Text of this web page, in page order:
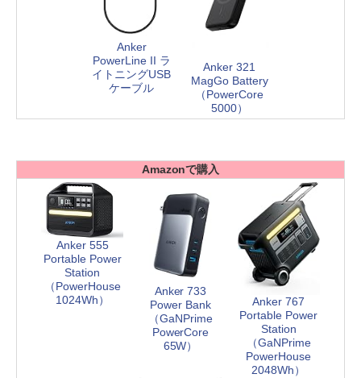
Anker
PowerLine II ラ
イトニングUSB
ケーブル
Anker 321
MagGo Battery
（PowerCore
5000）
Amazonで購入
Anker 555
Portable Power
Station
（PowerHouse
1024Wh）
Anker 733
Power Bank
（GaNPrime
PowerCore
65W）
Anker 767
Portable Power
Station
（GaNPrime
PowerHouse
2048Wh）